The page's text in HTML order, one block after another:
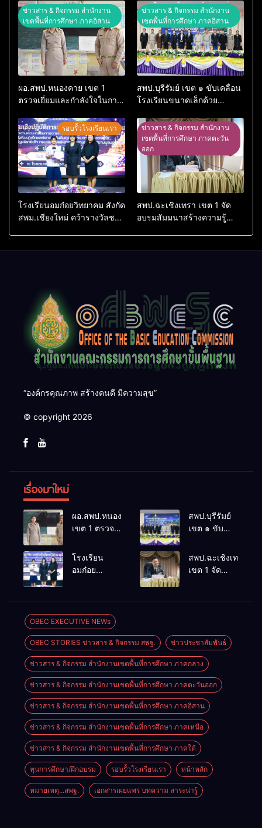
ข่าวสาร & กิจกรรม สำนักงาน
เขตพื้นที่การศึกษา ภาคอิสาน
ผอ.สพป.หนองคาย เขต 1
ตรวจเยี่ยมและกำลังใจในการ
อนุบาลอรุณรังษี
ข่าวสาร & กิจกรรม สำนักงาน
เขตพื้นที่การศึกษา ภาคอิสาน
สพป.บุรีรัมย์ เขต ๑ ขับเคลื่อน
โรงเรียนขนาดเล็กด้วย
ประดิษฐ์
รอบรั้วโรงเรียนเรา
โรงเรียนอมก๋อยวิทยาคม สังกัด
สพม.เชียงใหม่ คว้ารางวัลชนะ
ข่าวสาร & กิจกรรม สำนักงาน
เขตพื้นที่การศึกษา ภาคตะวัน
ออก
สพป.ฉะเชิงเทรา เขต 1 จัด
อบรมสัมมนาสร้างความรู้
“องค์กรคุณภาพ สร้างคนดี มีความสุข”
© copyright 2026
เรื่องมาใหม่
ผอ.สพป.หนองคาย
เขต 1 ตรวจ
กำลังใจใน
การจัดการ
อนุบาลอรุณ
รังษี
สพป.บุรีรัมย์
เขต ๑ ขับ
โรงเรียน
ขนาดเล็กด้วย
ปัญญา
โรงเรียน
อมก๋อย
คว้ารางวัล
ชนะเลิศและ
รองชนะเลิศ
การแข่งขัน
ทักษะวิชาการ
นักเรียนระดับ
สพฐ.
สพป.ฉะเชิงเทรา
เขต 1 จัด
ประเมิน
ตำแหน่ง ขอมี
วิทยฐานะ
เชี่ยวชาญ
เกณฑ์ใหม่
(PA)
OBEC EXECUTIVE NEWs
OBEC STORIES ข่าวสาร & กิจกรรม สพฐ. ข่าวประชาสัมพันธ์
ข่าวสาร & กิจกรรม สำนักงานเขตพื้นที่การศึกษา ภาคกลาง
ข่าวสาร & กิจกรรม สำนักงานเขตพื้นที่การศึกษา ภาคตะวันออก
ข่าวสาร & กิจกรรม สำนักงานเขตพื้นที่การศึกษา ภาคอิสาน
ข่าวสาร & กิจกรรม สำนักงานเขตพื้นที่การศึกษา ภาคเหนือ
ข่าวสาร & กิจกรรม สำนักงานเขตพื้นที่การศึกษา ภาคใต้
ทุนการศึกษา/ฝึกอบรม รอบรั้วโรงเรียนเรา หน้าหลัก
หมายเหตุ...สพฐ. เอกสารเผยแพร่ บทความ สาระน่ารู้